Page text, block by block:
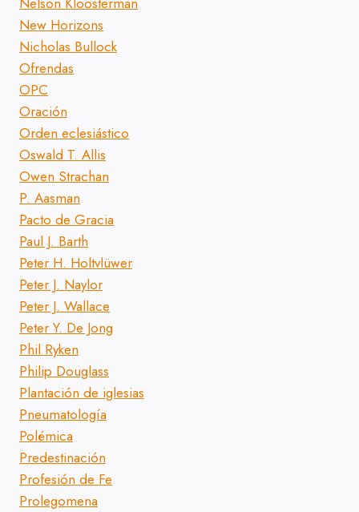
New Horizons
Nicholas Bullock
Ofrendas
OPC
Oración
Orden eclesiástico
Oswald T. Allis
Owen Strachan
P. Aasman
Pacto de Gracia
Paul J. Barth
Peter H. Holtvlüwer
Peter J. Naylor
Peter J. Wallace
Peter Y. De Jong
Phil Ryken
Philip Douglass
Plantación de iglesias
Pneumatología
Polémica
Predestinación
Profesión de Fe
Prolegomena